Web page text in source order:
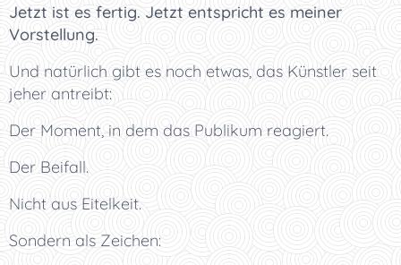
Jetzt ist es fertig. Jetzt entspricht es meiner
Vorstellung.
Und natürlich gibt es noch etwas, das Künstler seit
jeher antreibt:
Der Moment, in dem das Publikum reagiert.
Der Beifall.
Nicht aus Eitelkeit.
Sondern als Zeichen: